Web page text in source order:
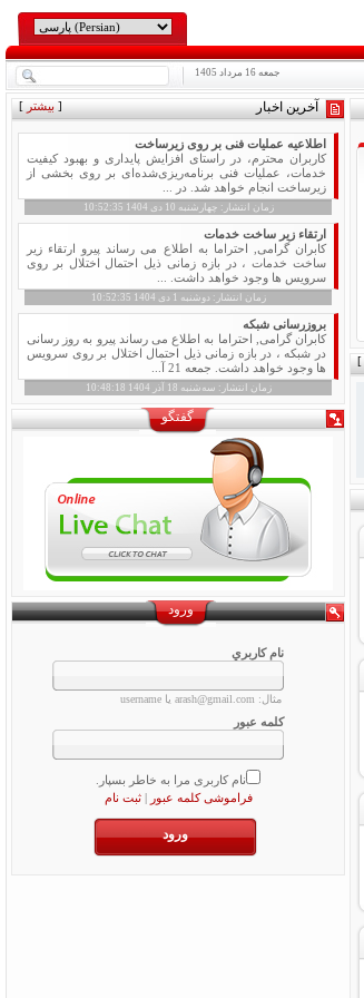
جمعه 16 مرداد 1405
آخرین اخبار [ بیشتر ]
اطلاعیه عملیات فنی بر روی زیرساخت
کاربران محترم، در راستای افزایش پایداری و بهبود کیفیت
خدمات، عملیات فنی برنامه‌ریزی‌شده‌ای بر روی بخشی از
زیرساخت انجام خواهد شد. در ...
زمان انتشار: چهارشنبه 10 دی 1404 10:52:35
ارتقاء زیر ساخت خدمات
کابران گرامی, احتراما به اطلاع می رساند پیرو ارتقاء زیر
ساخت خدمات ، در بازه زمانی ذیل احتمال اختلال بر روی
سرویس ها وجود خواهد داشت. ...
زمان انتشار:دوشنبه 1 دی 1404 10:52:35
بروزرسانی شبکه
کابران گرامی, احتراما به اطلاع می رساند پیرو به روز رسانی
در شبکه ، در بازه زمانی ذیل احتمال اختلال بر روی سرویس
ها وجود خواهد داشت. جمعه 21 آ...
زمان انتشار: سه‌شنبه 18 آذر 1404 10:48:18
گفتگو
ورود
نام کاربري
مثال: arash@gmail.com یا username
کلمه عبور
نام کاربری مرا به خاطر بسپار.
فراموشی کلمه عبور |ثبت نام
]